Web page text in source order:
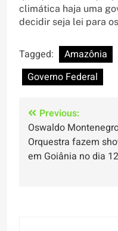
climática haja uma
decidir seja lei para
Tagged: Amazônia
Governo Federal
Navegação
de
Post
Previous:
Oswaldo
Orquestra fazem
em Goiânia no dia